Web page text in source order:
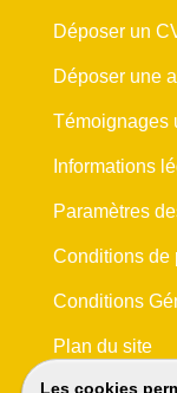
Les cookies
Déposer un
Déposer une
Témoignages
Informations
Paramètres
Conditions de
Conditions
Plan du site